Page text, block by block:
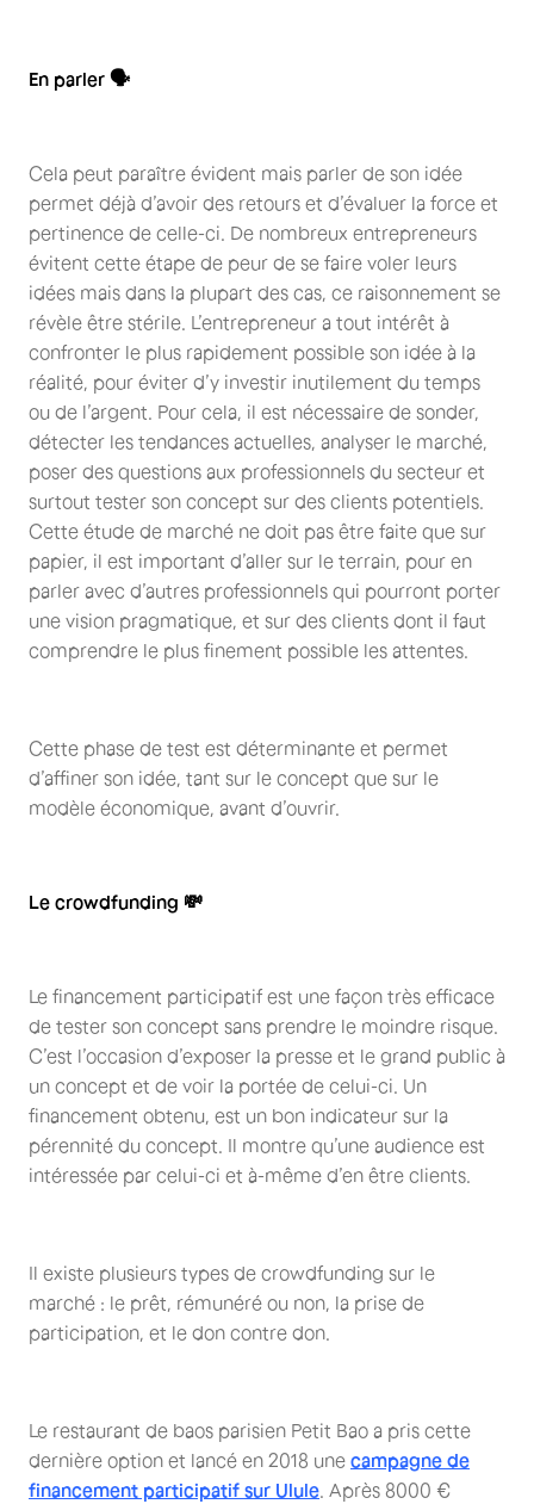
En parler 🗣
Cela peut paraître évident mais parler de son idée
permet déjà d’avoir des retours et d’évaluer la force et
pertinence de celle-ci. De nombreux entrepreneurs
évitent cette étape de peur de se faire voler leurs
idées mais dans la plupart des cas, ce raisonnement se
révèle être stérile. L’entrepreneur a tout intérêt à
confronter le plus rapidement possible son idée à la
réalité, pour éviter d’y investir inutilement du temps
ou de l’argent. Pour cela, il est nécessaire de sonder,
détecter les tendances actuelles, analyser le marché,
poser des questions aux professionnels du secteur et
surtout tester son concept sur des clients potentiels.
Cette étude de marché ne doit pas être faite que sur
papier, il est important d’aller sur le terrain, pour en
parler avec d’autres professionnels qui pourront porter
une vision pragmatique, et sur des clients dont il faut
comprendre le plus finement possible les attentes.
Cette phase de test est déterminante et permet
d’affiner son idée, tant sur le concept que sur le
modèle économique, avant d’ouvrir.
Le crowdfunding 💸
Le financement participatif est une façon très efficace
de tester son concept sans prendre le moindre risque.
C’est l’occasion d’exposer la presse et le grand public à
un concept et de voir la portée de celui-ci. Un
financement obtenu, est un bon indicateur sur la
pérennité du concept. Il montre qu’une audience est
intéressée par celui-ci et à-même d’en être clients.
Il existe plusieurs types de crowdfunding sur le
marché : le prêt, rémunéré ou non, la prise de
participation, et le don contre don.
Le restaurant de baos parisien Petit Bao a pris cette
dernière option et lancé en 2018 une campagne de
financement participatif sur Ulule . Après 8000 €